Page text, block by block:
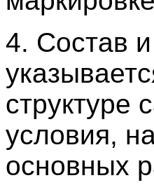
4. Состав
структуре
условия,
основных